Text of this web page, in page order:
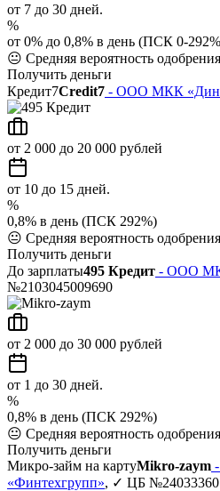
от 7 до 30 дней.
%
от 0% до 0,8% в день (ПСК 0-
😐 Средняя вероятность одобрения
Получить деньги
Кредит7Credit7 - ООО МКК
от 2 000 до 20 000 рублей
от 10 до 15 дней.
%
0,8% в день (ПСК 292%)
😐 Средняя вероятность одобрения
Получить деньги
До зарплаты495 Кредит - ООО
№2103045009690
от 2 000 до 30 000 рублей
от 1 до 30 дней.
%
0,8% в день (ПСК 292%)
😐 Средняя вероятность одобрения
Получить деньги
Микро-займ на картуMikro-zaym
«Финтехгрупп», ✓ ЦБ